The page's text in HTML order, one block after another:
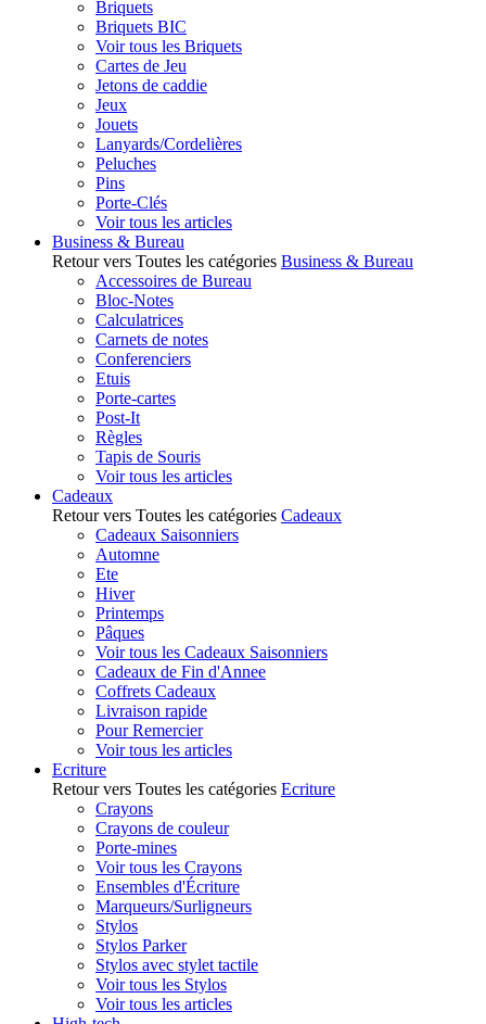
Briquets
Briquets BIC
Voir tous les Briquets
Cartes de Jeu
Jetons de caddie
Jeux
Jouets
Lanyards/Cordelières
Peluches
Pins
Porte-Clés
Voir tous les articles
Business & Bureau
Retour vers Toutes les catégories Business & Bureau
Accessoires de Bureau
Bloc-Notes
Calculatrices
Carnets de notes
Conferenciers
Etuis
Porte-cartes
Post-It
Règles
Tapis de Souris
Voir tous les articles
Cadeaux
Retour vers Toutes les catégories Cadeaux
Cadeaux Saisonniers
Automne
Ete
Hiver
Printemps
Pâques
Voir tous les Cadeaux Saisonniers
Cadeaux de Fin d'Annee
Coffrets Cadeaux
Livraison rapide
Pour Remercier
Voir tous les articles
Ecriture
Retour vers Toutes les catégories Ecriture
Crayons
Crayons de couleur
Porte-mines
Voir tous les Crayons
Ensembles d'Écriture
Marqueurs/Surligneurs
Stylos
Stylos Parker
Stylos avec stylet tactile
Voir tous les Stylos
Voir tous les articles